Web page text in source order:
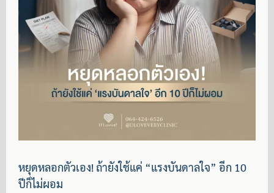
หยุดหลอกตัวเอง! ถ้ายังใช้แค่ “แรงบันดาลใจ” อีก 10
ปีก็ไม่ผอม